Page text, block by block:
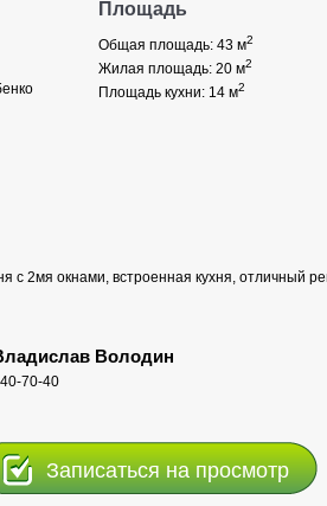
Площадь
Общая площадь: 43 м2
Жилая площадь: 20 м2
Площадь кухни: 14 м2
с 2мя окнами, встроенная кухня, отличный
Володин
70-40
Записаться на просмотр